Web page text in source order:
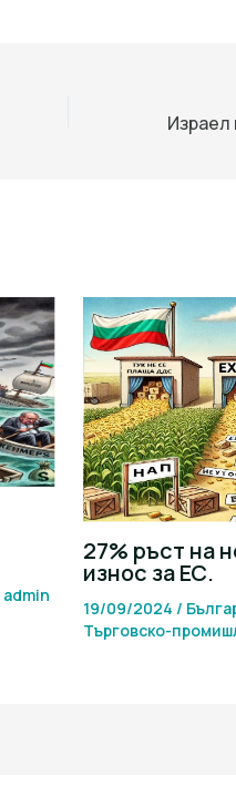
admin
27% ръст на
износ за ЕС.
19/09/2024 /
Търговско-